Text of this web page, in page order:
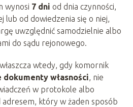
wynosi 7 dni od dnia czynności,
lub od dowiedzenia się o niej,
uwzględnić samodzielnie albo
do sądu rejonowego.
wtedy, gdy komornik
własności, nie
w protokole albo
który w żaden sposób